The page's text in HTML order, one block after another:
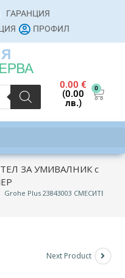
ГАРАНЦИЯ
ПРОФИЛ
0.00€
(0.00
лв.)
0
ЗА УМИВАЛНИК с
Grohe Plus 23843003 СМЕСИТЕЛ
Next Product